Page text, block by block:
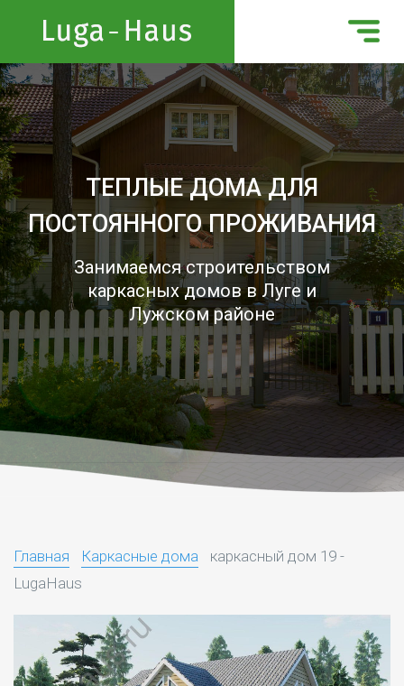
ТЕПЛЫЕ ДОМА ДЛЯ
ПОСТОЯННОГО ПРОЖИВАНИЯ
Занимаемся строительством
каркасных домов в Луге и
Лужском районе
Главная Каркасные дома
каркасный дом 19 -
LugaHaus